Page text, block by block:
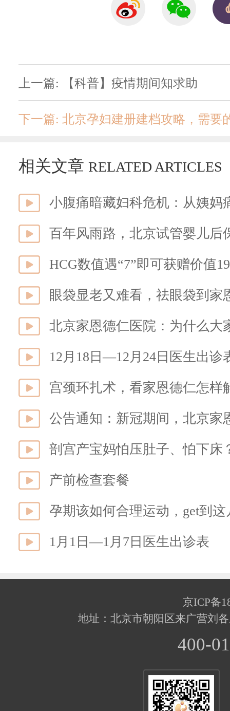
上一篇: 【科普】疫情期间知求助
下一篇: 北京孕妇建册建档攻略，需要
相关文章 RELATED ARTICLES
HCG数值遇“7”即可获赠价值
眼袋显老又难看，祛眼袋到家
北京家恩德仁医院：为什么大
12月18日—12月24日医生出诊
宫颈环扎术，看家恩德仁怎样
公告通知：新冠期间，北京家
产前检查套餐
孕期该如何合理运动，get到
1月1日—1月7日医生出诊表
京ICP备
地址：北京市朝阳区来广营刘
400-